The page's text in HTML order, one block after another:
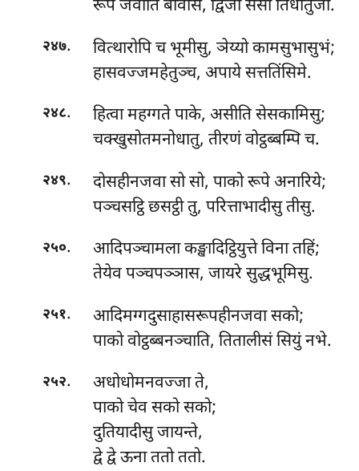
रूपे जवाति बावीस, द्विजा सेसा तिधातुजा.
२४७.
वित्थारोपि च भूमीसु, ञेय्यो कामसुभासुभं;
हासवज्जमहेतुञ्च, अपाये सत्ततिंसिमे.
२४८.
हित्वा महग्गते पाके, असीति सेसकामिसु;
चक्खुसोतमनोधातु, तीरणं वोट्ठब्बम्पि च.
२४९.
दोसहीनजवा सो सो, पाको रूपे अनारिये;
पञ्चसट्ठि छसट्ठी तु, परित्ताभादीसु तीसु.
२५०.
आदिपञ्चामला कङ्खादिट्ठियुत्ते विना तहिं;
तेयेव पञ्चपञ्ञास, जायरे सुद्धभूमिसु.
२५१.
आदिमग्गदुसाहासरूपहीनजवा सको;
पाको वोट्ठब्बनञ्चाति, तितालीसं सियुं नभे.
२५२.
अधोधोमनवज्जा ते,
पाको चेव सको सको;
दुतियादीसु जायन्ते,
द्वे द्वे ऊना ततो ततो.